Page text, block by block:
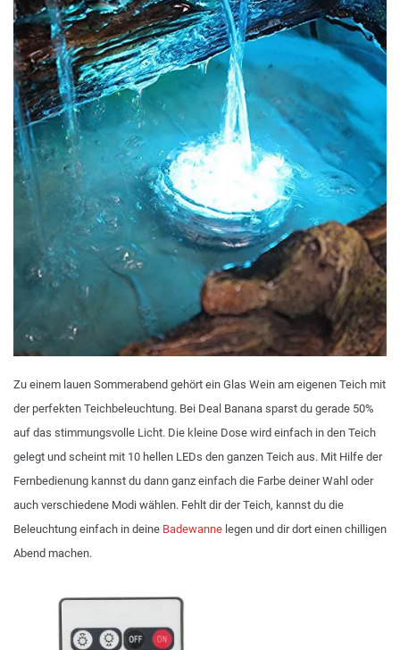
Zu einem lauen Sommerabend gehört ein Glas Wein am eigenen Teich mit
der perfekten Teichbeleuchtung. Bei Deal Banana sparst du gerade 50%
auf das stimmungsvolle Licht. Die kleine Dose wird einfach in den Teich
gelegt und scheint mit 10 hellen LEDs den ganzen Teich aus. Mit Hilfe der
Fernbedienung kannst du dann ganz einfach die Farbe deiner Wahl oder
auch verschiedene Modi wählen. Fehlt dir der Teich, kannst du die
Beleuchtung einfach in deine Badewanne legen und dir dort einen chilligen
Abend machen.